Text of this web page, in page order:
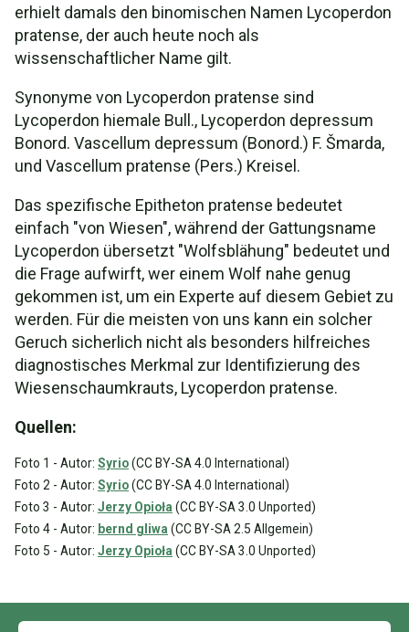
erhielt damals den binomischen Namen Lycoperdon
pratense, der auch heute noch als
wissenschaftlicher Name gilt.
Synonyme von Lycoperdon pratense sind
Lycoperdon hiemale Bull., Lycoperdon depressum
Bonord. Vascellum depressum (Bonord.) F. Šmarda,
und Vascellum pratense (Pers.) Kreisel.
Das spezifische Epitheton pratense bedeutet
einfach "von Wiesen", während der Gattungsname
Lycoperdon übersetzt "Wolfsblähung" bedeutet und
die Frage aufwirft, wer einem Wolf nahe genug
gekommen ist, um ein Experte auf diesem Gebiet zu
werden. Für die meisten von uns kann ein solcher
Geruch sicherlich nicht als besonders hilfreiches
diagnostisches Merkmal zur Identifizierung des
Wiesenschaumkrauts, Lycoperdon pratense.
Quellen:
Foto 1 - Autor: Syrio(CC BY-SA 4.0 International)
Foto 2 - Autor: Syrio(CC BY-SA 4.0 International)
Foto 3 - Autor: Jerzy Opioła (CC BY-SA 3.0 Unported)
Foto 4 - Autor: bernd gliwa (CC BY-SA 2.5 Allgemein)
Foto 5 - Autor: Jerzy Opioła (CC BY-SA 3.0 Unported)